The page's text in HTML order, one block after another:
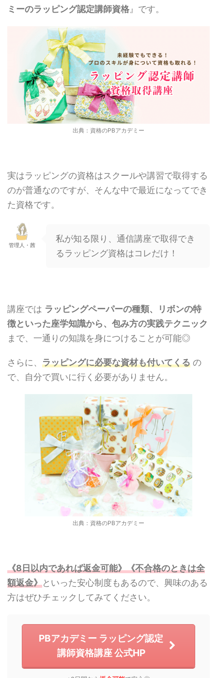
ミーのラッピング認定講師資格 』です。
出典：資格のPBアカデミー
実はラッピングの資格はスクールや講習で取得する
のが普通なのですが、そんな中で最近になってでき
た資格です。
管理人・茜
私が知る限り、通信講座で取得でき
るラッピング資格はコレだけ！
講座では ラッピングペーパーの種類、リボンの特
徴といった座学知識から、包み方の実践テクニック
まで、一通りの知識を身につけることが可能◎
さらに、 ラッピングに必要な資材も付いてくる の
で、自分で買いに行く必要がありません。
出典：資格のPBアカデミー
《8日以内であれば返金可能》《不合格のときは全
額返金》といった安心制度もあるので、興味のある
方はぜひチェックしてみてください。
PBアカデミー ラッピング認定
講師資格講座 公式HP